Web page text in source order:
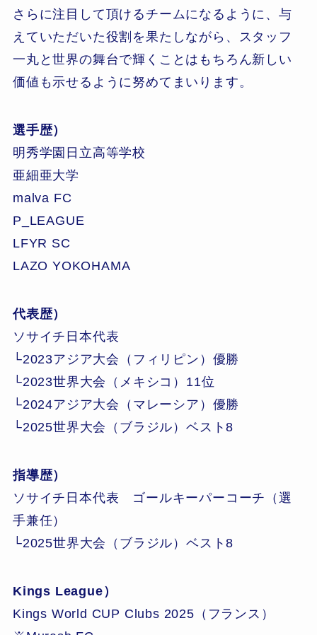
さらに注目して頂けるチームになるように、与
えていただいた役割を果たしながら、スタッフ
一丸と世界の舞台で輝くことはもちろん新しい
価値も示せるように努めてまいります。
選手歴）
明秀学園日立高等学校
亜細亜大学
malva FC
P_LEAGUE
LFYR SC
LAZO YOKOHAMA
代表歴）
ソサイチ日本代表
└2023アジア大会（フィリピン）優勝
└2023世界大会（メキシコ）11位
└2024アジア大会（マレーシア）優勝
└2025世界大会（ブラジル）ベスト8
指導歴）
ソサイチ日本代表 ゴールキーパーコーチ（選
手兼任）
└2025世界大会（ブラジル）ベスト8
Kings League）
Kings World CUP Clubs 2025（フランス）